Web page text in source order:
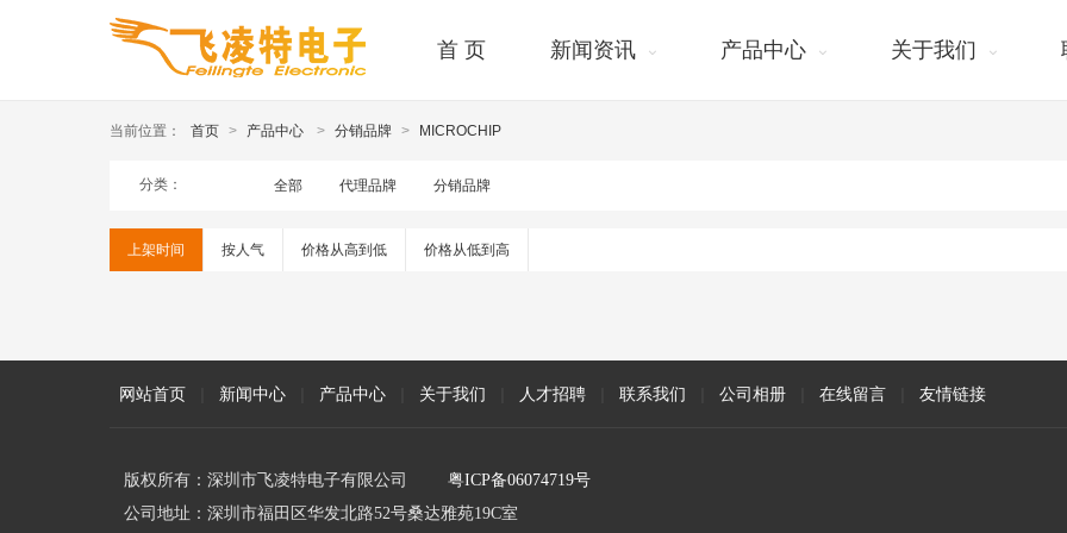
首 页 新闻资讯 产品中心 关于我们
当前位置： 首页 > 产品中心 > 分销品牌 > MICROCHIP
分类： 全部 代理品牌 分销品牌
上架时间 按人气 价格从高到低 价格从低到高
网站首页 新闻中心 产品中心 关于我们 人才招聘 联系我们 公司相册 在线留言 友情链接
版权所有：深圳市飞凌特电子有限公司
粤ICP备06074719号
公司地址：深圳市福田区华发北路52号桑达雅苑19C室